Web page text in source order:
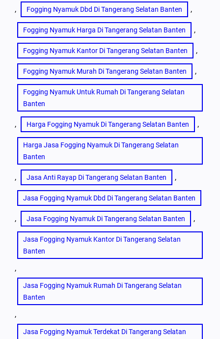
, Fogging Nyamuk Dbd Di Tangerang Selatan Banten ,
Fogging Nyamuk Harga Di Tangerang Selatan Banten ,
Fogging Nyamuk Kantor Di Tangerang Selatan Banten ,
Fogging Nyamuk Murah Di Tangerang Selatan Banten ,
Fogging Nyamuk Untuk Rumah Di Tangerang Selatan
Banten
, Harga Fogging Nyamuk Di Tangerang Selatan Banten ,
Harga Jasa Fogging Nyamuk Di Tangerang Selatan
Banten
, Jasa Anti Rayap Di Tangerang Selatan Banten ,
Jasa Fogging Nyamuk Dbd Di Tangerang Selatan Banten
, Jasa Fogging Nyamuk Di Tangerang Selatan Banten ,
Jasa Fogging Nyamuk Kantor Di Tangerang Selatan
Banten
,
Jasa Fogging Nyamuk Rumah Di Tangerang Selatan
Banten
,
Jasa Fogging Nyamuk Terdekat Di Tangerang Selatan